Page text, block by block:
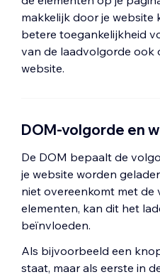
makkelijk door je website
betere toegankelijkheid
van de laadvolgorde ook
website.
DOM-volgorde en
De DOM bepaalt de
je website worden
niet overeenkomt met de
elementen, kan dit het
beïnvloeden.
Als bijvoorbeeld een
staat, maar als eerste in